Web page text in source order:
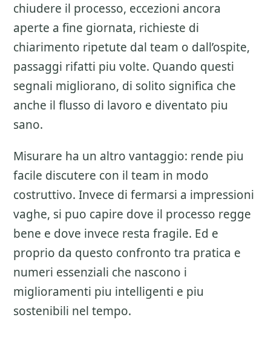
chiudere il processo, eccezioni ancora
aperte a fine giornata, richieste di
chiarimento ripetute dal team o dall’ospite,
passaggi rifatti piu volte. Quando questi
segnali migliorano, di solito significa che
anche il flusso di lavoro e diventato piu
sano.
Misurare ha un altro vantaggio: rende piu
facile discutere con il team in modo
costruttivo. Invece di fermarsi a impressioni
vaghe, si puo capire dove il processo regge
bene e dove invece resta fragile. Ed e
proprio da questo confronto tra pratica e
numeri essenziali che nascono i
miglioramenti piu intelligenti e piu
sostenibili nel tempo.